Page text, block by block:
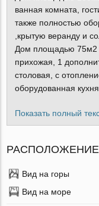
ванная комната,
также полностью
,крытую веранду и
Дом площадью 75м2
прихожая, 1
столовая, с
оборудованная
Показать полный
РАСПОЛОЖЕНИЕ
Вид на горы
Вид на море